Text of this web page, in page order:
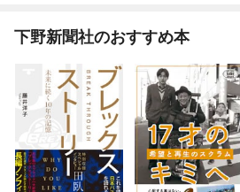
下野新聞社のおすすめ本